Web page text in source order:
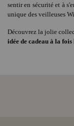
sentir en sécurité et à
unique des veilleuses
Découvrez la jolie
idée de cadeau à la